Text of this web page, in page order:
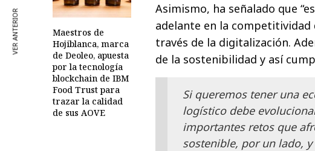
Maestros de
Hojiblanca, marca
de Deoleo, apuesta
por la tecnología
blockchain de IBM
Food Trust para
trazar la calidad
de sus AOVE
Asimismo, ha señalado que
adelante en la competitividad
través de la digitalización.
de la sostenibilidad y así
Si queremos tener una
logístico debe
importantes retos que
sostenible, por un lado,
VER ANTERIOR